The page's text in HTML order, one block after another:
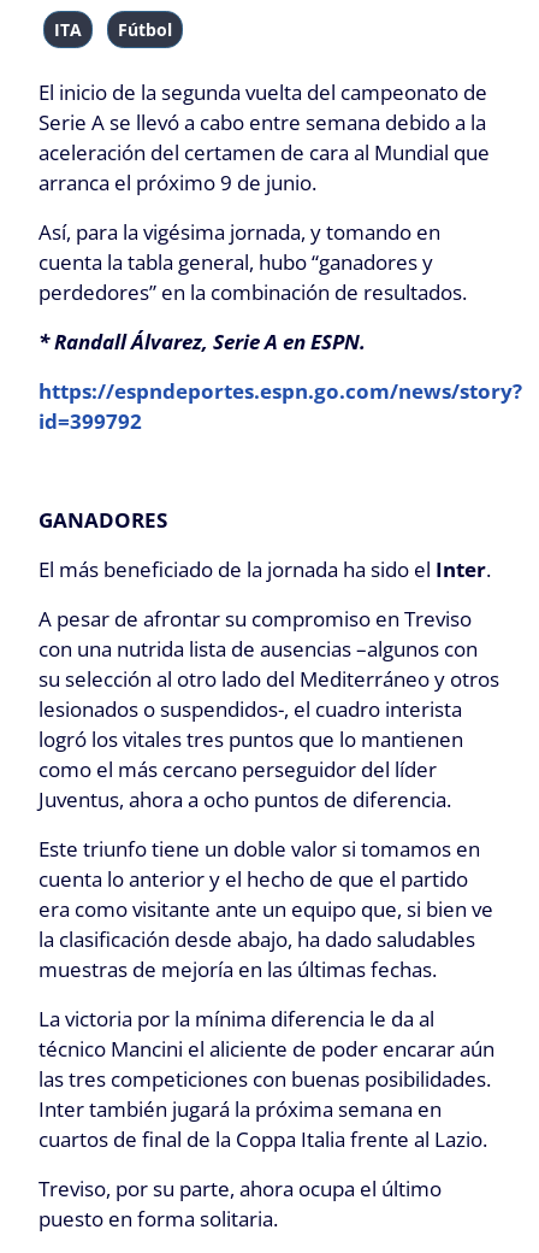
ITA Fútbol
El inicio de la segunda vuelta del campeonato de
Serie A se llevó a cabo entre semana debido a la
aceleración del certamen de cara al Mundial que
arranca el próximo 9 de junio.
Así, para la vigésima jornada, y tomando en
cuenta la tabla general, hubo “ganadores y
perdedores” en la combinación de resultados.
* Randall Álvarez, Serie A en ESPN.
https://espndeportes.espn.go.com/news/story?
id=399792
GANADORES
El más beneficiado de la jornada ha sido el Inter.
A pesar de afrontar su compromiso en Treviso
con una nutrida lista de ausencias –algunos con
su selección al otro lado del Mediterráneo y otros
lesionados o suspendidos-, el cuadro interista
logró los vitales tres puntos que lo mantienen
como el más cercano perseguidor del líder
Juventus, ahora a ocho puntos de diferencia.
Este triunfo tiene un doble valor si tomamos en
cuenta lo anterior y el hecho de que el partido
era como visitante ante un equipo que, si bien ve
la clasificación desde abajo, ha dado saludables
muestras de mejoría en las últimas fechas.
La victoria por la mínima diferencia le da al
técnico Mancini el aliciente de poder encarar aún
las tres competiciones con buenas posibilidades.
Inter también jugará la próxima semana en
cuartos de final de la Coppa Italia frente al Lazio.
Treviso, por su parte, ahora ocupa el último
puesto en forma solitaria.